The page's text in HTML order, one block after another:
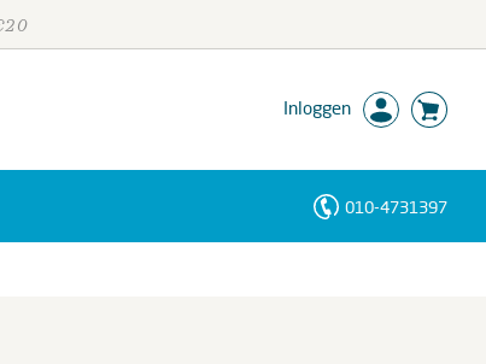
Inloggen
010-4731397